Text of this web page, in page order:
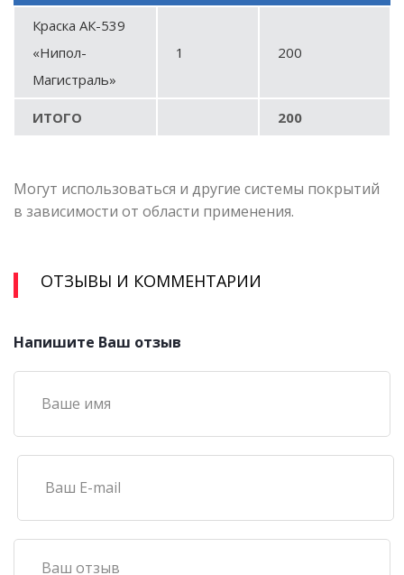
Краска АК-539
«Нипол-
Магистраль»
1 200
ИТОГО 200
Могут использоваться и другие системы покрытий
в зависимости от области применения.
ОТЗЫВЫ И КОММЕНТАРИИ
Напишите Ваш отзыв